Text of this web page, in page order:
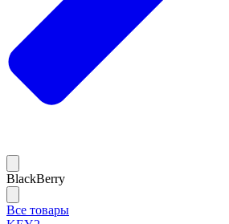
BlackBerry
Все товары